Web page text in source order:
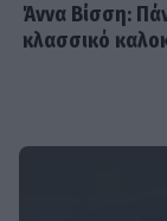
και μήνυμα
Άννα Βίσση:
κλασσικό